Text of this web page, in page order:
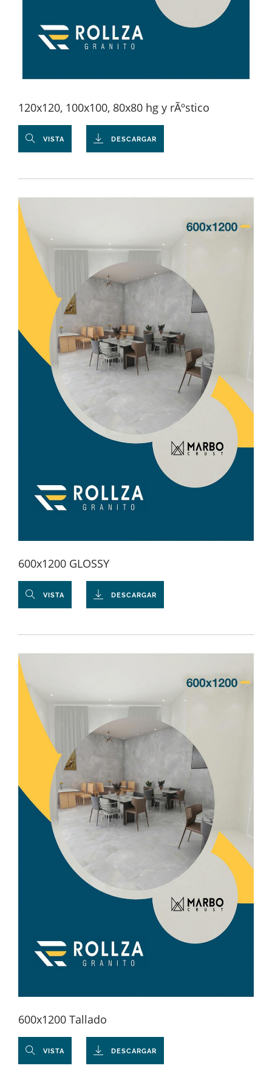
120x120, 100x100, 80x80 hg y rÃºstico
VISTA DESCARGAR
600x1200 GLOSSY
VISTA DESCARGAR
600x1200 Tallado
VISTA DESCARGAR